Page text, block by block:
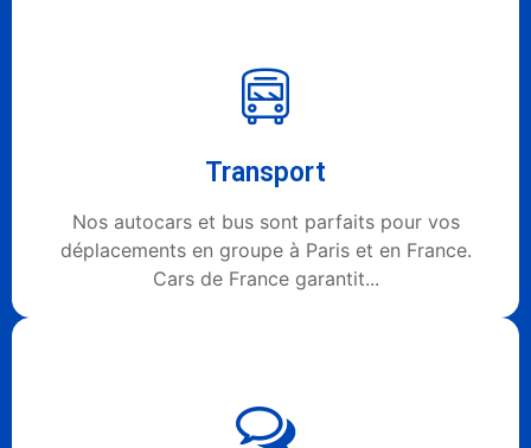
Transport
Nos autocars et bus sont parfaits pour vos
déplacements en groupe à Paris et en France.
Cars de France garantit...